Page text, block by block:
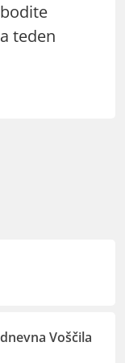
teden
Voščila